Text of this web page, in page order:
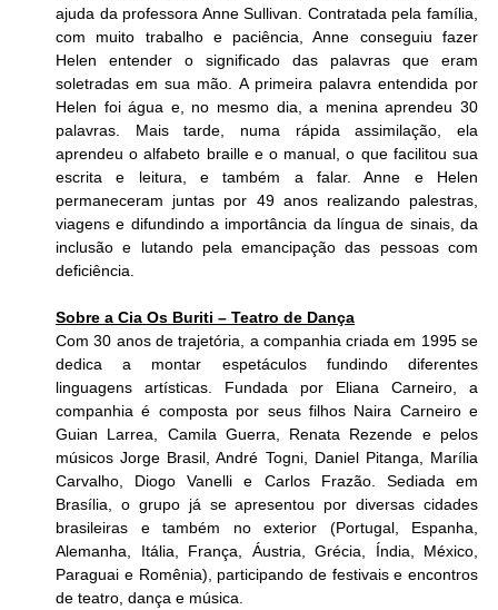
ajuda da professora Anne Sullivan. Contratada pela família,
com muito trabalho e paciência, Anne conseguiu fazer
Helen entender o significado das palavras que eram
soletradas em sua mão. A primeira palavra entendida por
Helen foi água e, no mesmo dia, a menina aprendeu 30
palavras. Mais tarde, numa rápida assimilação, ela
aprendeu o alfabeto braille e o manual, o que facilitou sua
escrita e leitura, e também a falar. Anne e Helen
permaneceram juntas por 49 anos realizando palestras,
viagens e difundindo a importância da língua de sinais, da
inclusão e lutando pela emancipação das pessoas com
deficiência.
Sobre a Cia Os Buriti – Teatro de Dança
Com 30 anos de trajetória, a companhia criada em 1995 se
dedica a montar espetáculos fundindo diferentes
linguagens artísticas. Fundada por Eliana Carneiro, a
companhia é composta por seus filhos Naira Carneiro e
Guian Larrea, Camila Guerra, Renata Rezende e pelos
músicos Jorge Brasil, André Togni, Daniel Pitanga, Marília
Carvalho, Diogo Vanelli e Carlos Frazão. Sediada em
Brasília, o grupo já se apresentou por diversas cidades
brasileiras e também no exterior (Portugal, Espanha,
Alemanha, Itália, França, Áustria, Grécia, Índia, México,
Paraguai e Romênia), participando de festivais e encontros
de teatro, dança e música.